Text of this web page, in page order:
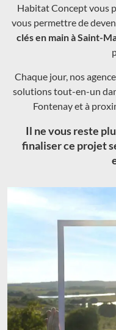
Habitat Concept vous
vous permettre de
clés en main à Saint-
Chaque jour, nos
solutions tout-en-un
Fontenay et à
Il ne vous reste
finaliser ce projet